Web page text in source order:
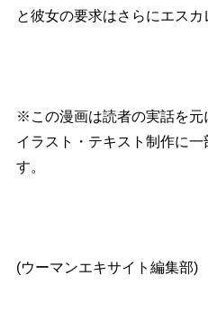
と彼女の要求はさらにエスカ
※この漫画は読者の実話を元
イラスト・テキスト制作に
す。
(ウーマンエキサイト編集部)